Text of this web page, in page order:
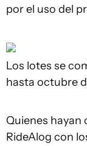
por el uso del
Los lotes se
hasta octubre
Quienes
RideAlog con